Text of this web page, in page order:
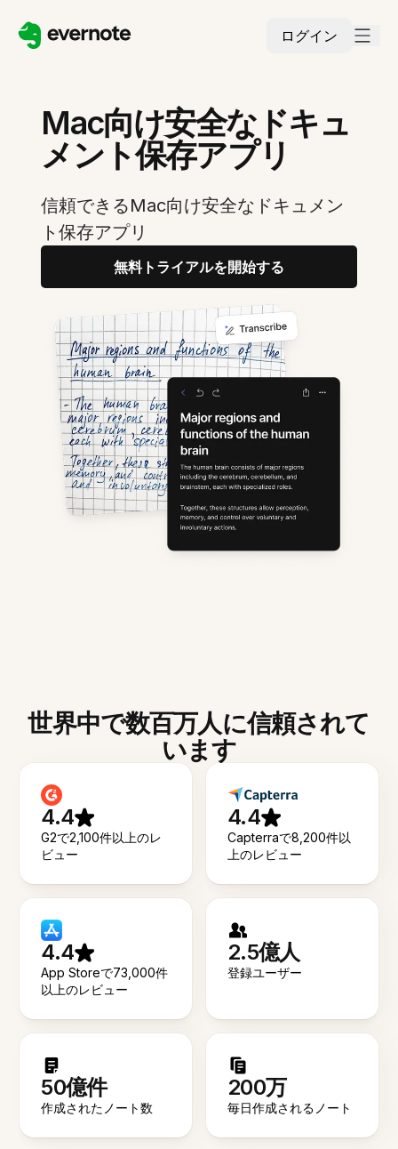
ログイン
Mac向け安全なドキュ
メント保存アプリ
信頼できるMac向け安全なドキュメン
ト保存アプリ
無料トライアルを開始する
世界中で数百万人に信頼されて
います
4.4
G2で2,100件以上のレ
ビュー
4.4
Capterraで8,200件以
上のレビュー
4.4
App Storeで73,000件
以上のレビュー
2.5億人
登録ユーザー
50億件
作成されたノート数
200万
毎日作成されるノート